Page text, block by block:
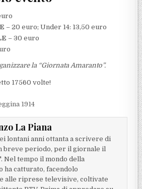
– 20 euro; Under 14: 13,50 euro
– 30 euro
la “Giornata Amaranto”.
17560 volte!
1914
La Piana
lontani anni ottanta a scrivere di
breve periodo, per il giornale il
Nel tempo il mondo della
ha catturato, facendolo
alle riprese televisive, coltivate